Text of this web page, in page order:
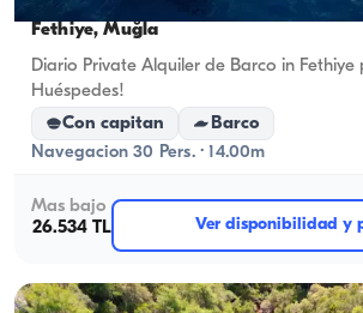
Fethiye, Muğla
Diario Private Alquiler de Barco in
Huéspedes!
Con capitan
Barco
Navegacion 30 Pers. · 14.00m
Mas bajo
26.534 TL
Ver disponibilidad y